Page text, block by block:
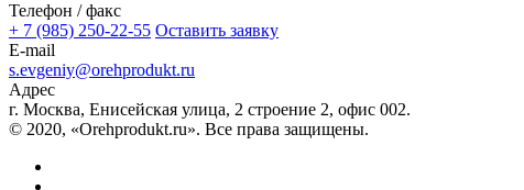
Телефон / факс
+ 7 (985) 250-22-55 Оставить заявку
E-mail
s.evgeniy@orehprodukt.ru
Адрес
г. Москва, Енисейская улица, 2 строение 2, офис 002.
© 2020, «Orehprodukt.ru». Все права защищены.